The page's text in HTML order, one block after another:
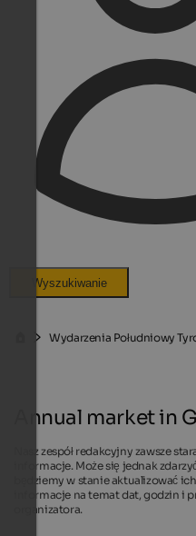
Wyszukiwanie
Wydarzenia Południowy
Annual market in
Nasz zespół redakcyjny zawsze
informacje. Może się jednak
będziemy w stanie aktualizować
informacje na temat dat, godzin i
organizatora.